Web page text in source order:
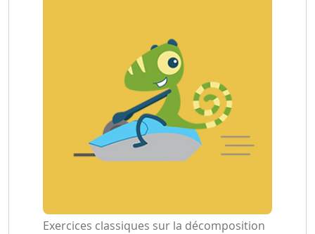
Exercices classiques sur la décomposition